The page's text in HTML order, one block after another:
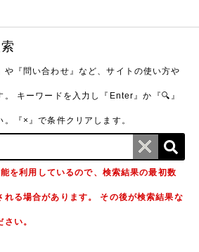
『問い合わせ』など、サイトの使い方や
。 キーワードを入力し『Enter』か『🔍』
『×』で条件クリアします。
利用しているので、検索結果の最初数
れる場合があります。 その後が検索結果な
い。